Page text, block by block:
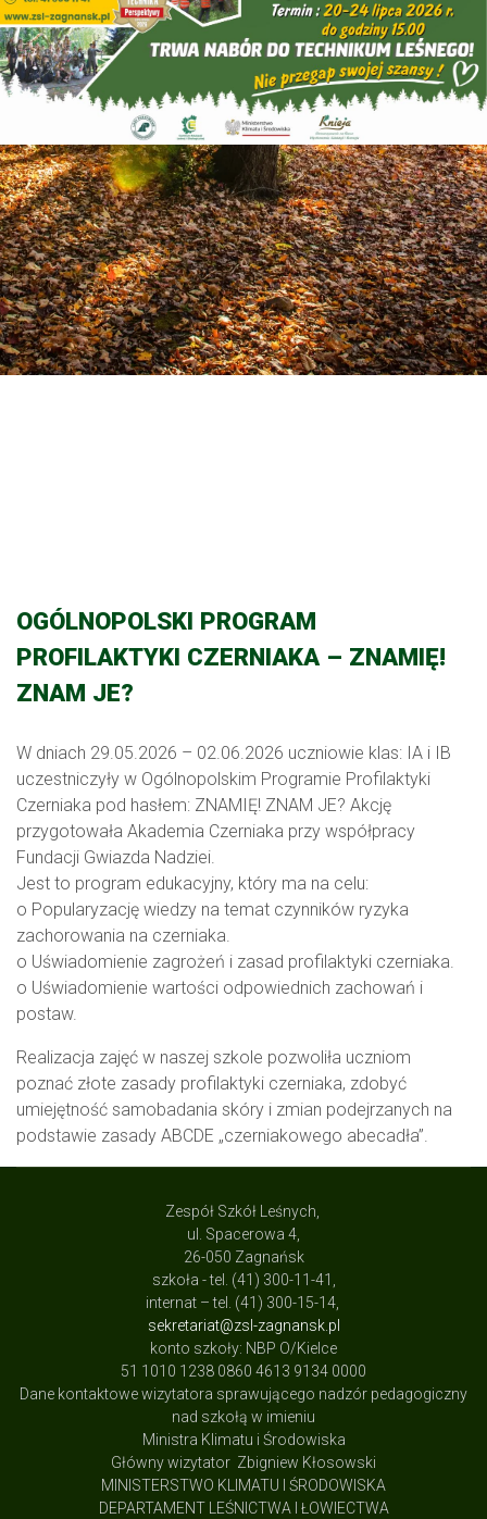
OGÓLNOPOLSKI PROGRAM
PROFILAKTYKI CZERNIAKA – ZNAMIĘ!
ZNAM JE?
W dniach 29.05.2026 – 02.06.2026 uczniowie klas: IA i IB
uczestniczyły w Ogólnopolskim Programie Profilaktyki
Czerniaka pod hasłem: ZNAMIĘ! ZNAM JE? Akcję
przygotowała Akademia Czerniaka przy współpracy
Fundacji Gwiazda Nadziei.
Jest to program edukacyjny, który ma na celu:
o Popularyzację wiedzy na temat czynników ryzyka
zachorowania na czerniaka.
o Uświadomienie zagrożeń i zasad profilaktyki czerniaka.
o Uświadomienie wartości odpowiednich zachowań i
postaw.
Realizacja zajęć w naszej szkole pozwoliła uczniom
poznać złote zasady profilaktyki czerniaka, zdobyć
umiejętność samobadania skóry i zmian podejrzanych na
podstawie zasady ABCDE „czerniakowego abecadła”.
Zespół Szkół Leśnych,
ul. Spacerowa 4,
26-050 Zagnańsk
szkoła - tel. (41) 300-11-41,
internat – tel. (41) 300-15-14,
sekretariat@zsl-zagnansk.pl
konto szkoły: NBP O/Kielce
51 1010 1238 0860 4613 9134 0000
Dane kontaktowe wizytatora sprawującego nadzór pedagogiczny
nad szkołą w imieniu
Ministra Klimatu i Środowiska
Główny wizytator Zbigniew Kłosowski
MINISTERSTWO KLIMATU I ŚRODOWISKA
DEPARTAMENT LEŚNICTWA I ŁOWIECTWA